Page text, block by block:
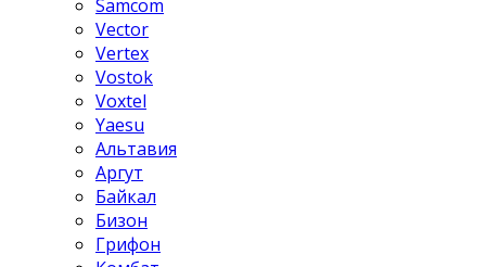
Samcom
Vector
Vertex
Vostok
Voxtel
Yaesu
Альтавия
Аргут
Байкал
Бизон
Грифон